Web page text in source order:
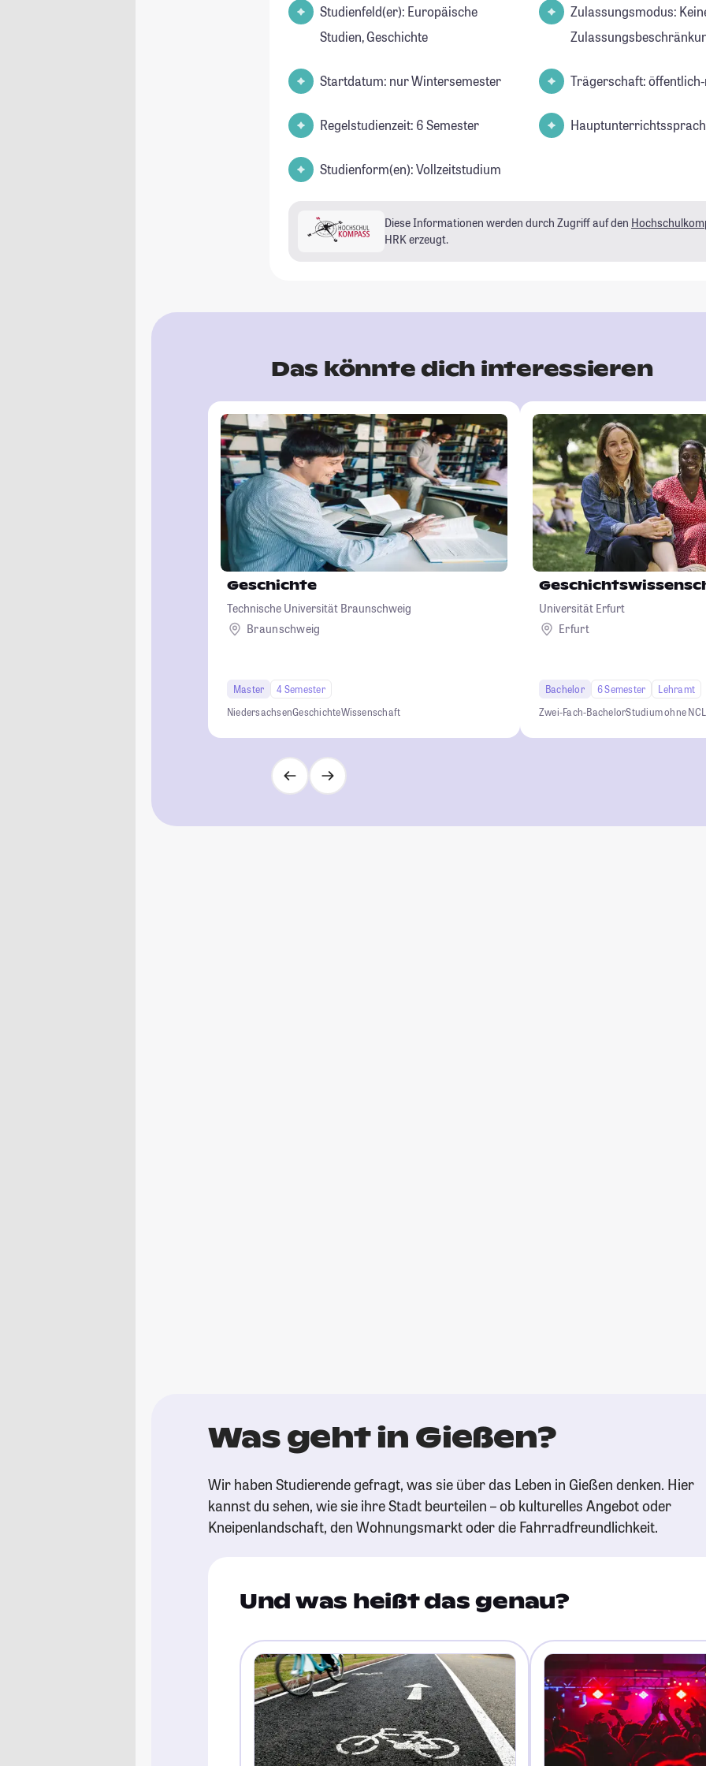
Studienfeld(er): Europäische
Studien, Geschichte
Startdatum: nur Wintersemester
Regelstudienzeit: 6 Semester
Studienform(en): Vollzeitstudium
Zulassungsmodus:
Trägerschaft:
Diese Informationen werden durch Zugriff auf den
HRK erzeugt.
Das könnte dich interessieren
Geschichte
Technische Universität Braunschweig
Braunschweig
Master
4 Semester
NiedersachsenGeschichteWissenschaft
Universität Erfurt
Erfurt
Bachelor 6 Semester
Lehramt
Zwei-Fach-BachelorStudium ohne NC
Was geht in Gießen?
Wir haben Studierende gefragt, was sie über das Leben in Gießen denken. Hier
kannst du sehen, wie sie ihre Stadt beurteilen – ob kulturelles Angebot oder
Kneipenlandschaft, den Wohnungsmarkt oder die Fahrradfreundlichkeit.
Und was heißt das genau?